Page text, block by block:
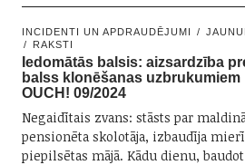
INCIDENTI UN APDRAUDĒJUMI
RAKSTI
Iedomātās balsis: aizsardzība
balss klonēšanas uzbrukumiem
OUCH! 09/2024
Negaidītais zvans: stāsts par
pensionēta skolotāja, izbaudīja
piepilsētas mājā. Kādu dienu,